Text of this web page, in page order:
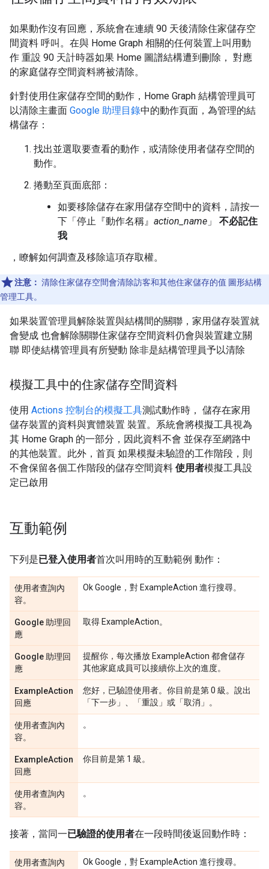
如果動作沒有回應，系統會在連續 90 天後清除住家儲存空
間資料 呼叫。在與 Home Graph 相關的任何裝置上叫用動
作 重設 90 天計時器如果 Home 圖譜結構遭到刪除， 對應
的家庭儲存空間資料將被清除。
針對使用住家儲存空間的動作，Home Graph 結構管理員可
以清除主畫面 Google 助理目錄中的動作頁面，為管理的結
構儲存：
找出並選取要查看的動作，或清除使用者儲存空間的
動作。
捲動至頁面底部：
如要移除儲存在家用儲存空間中的資料，請按一
下「停止『動作名稱』 action_name 」
不必記住
我
，瞭解如何調查及移除這項存取權。
注意： 清除住家儲存空間會清除訪客和其他住家儲存的值 圖形結構
管理工具。
如果裝置管理員解除裝置與結構間的關聯，家用儲存裝置就
會變成 也會解除關聯住家儲存空間資料仍會與裝置建立關
聯 即使結構管理員有所變動 除非是結構管理員予以清除
模擬工具中的住家儲存空間資料
使用 Actions 控制台的模擬工具測試動作時， 儲存在家用
儲存裝置的資料與實體裝置 裝置。系統會將模擬工具視為
其 Home Graph 的一部分，因此資料不會 並保存至網路中
的其他裝置。此外，首頁 如果模擬未驗證的工作階段，則
不會保留各個工作階段的儲存空間資料 使用者模擬工具設
定已啟用
互動範例
下列是已登入使用者首次叫用時的互動範例 動作：
使用者查詢內
容。
Ok Google，對 ExampleAction 進行搜尋。
Google 助理回
應
取得 ExampleAction。
Google 助理回
應
提醒你，每次播放 ExampleAction 都會儲存
其他家庭成員可以接續你上次的進度。
ExampleAction
回應
您好，已驗證使用者。你目前是第 0 級。說出
「下一步」、「重設」或「取消」。
使用者查詢內
容。
。
ExampleAction
回應
你目前是第 1 級。
使用者查詢內
容。
。
接著，當同一已驗證的使用者在一段時間後返回動作時：
使用者查詢內
Ok Google，對 ExampleAction 進行搜尋。